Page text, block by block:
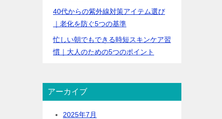
40代からの紫外線対策アイテム選び
｜老化を防ぐ5つの基準
忙しい朝でもできる時短スキンケア習
慣｜大人のための5つのポイント
アーカイブ
2025年7月